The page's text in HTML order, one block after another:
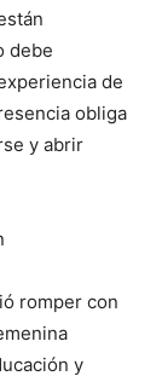
debe
de
obliga
y abrir
romper con
y